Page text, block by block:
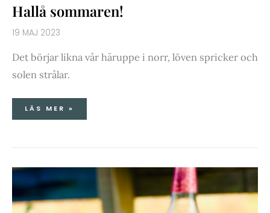
Hallå sommaren!
19 MAJ 2023
Det börjar likna vår häruppe i norr, löven spricker och
solen strålar.
LÄS MER »
LOADED
CHILI
DOGS